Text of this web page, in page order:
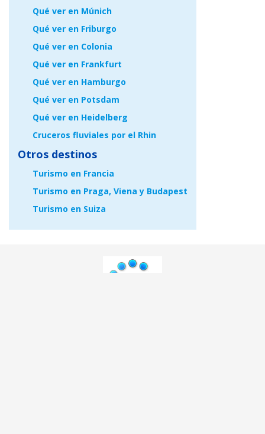
Qué ver en Múnich
Qué ver en Friburgo
Qué ver en Colonia
Qué ver en Frankfurt
Qué ver en Hamburgo
Qué ver en Potsdam
Qué ver en Heidelberg
Cruceros fluviales por el Rhin
Otros destinos
Turismo en Francia
Turismo en Praga, Viena y Budapest
Turismo en Suiza